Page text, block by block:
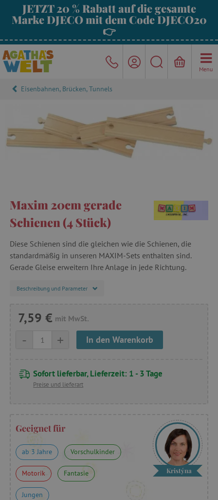
JETZT 20 % Rabatt auf die gesamte
Marke DJECO mit dem Code DJECO20
👉
Menu
Eisenbahnen, Brücken, Tunnels
Maxim 20cm gerade
Schienen (4 Stück)
Diese Schienen sind die gleichen wie die Schienen, die
standardmäßig in unseren MAXIM-Sets enthalten sind.
Gerade Gleise erweitern Ihre Anlage in jede Richtung.
Beschreibung und Parameter
7,59 € mit MwSt.
+
- In den Warenkorb
Sofort lieferbar, Lieferzeit: 1 - 3 Tage
Preise und lieferart
Geeignet für
ab 3 Jahre Vorschulkinder
Motorik Fantasie
Jungen
Kristýna